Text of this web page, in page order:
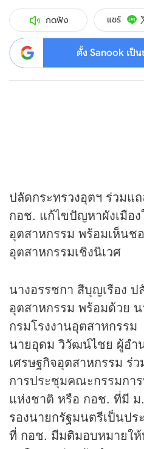
กดฟัง แชร์
ตั้ง Sanook เป็
ปลัดกระทรวงอุตฯ ร่วมแ
กอช. แก้ไขปัญหาผังเมือ
อุตสาหกรรม พร้อมเห็นช
อุตสาหกรรมเชิงนิเวศ
นางอรรชกา สีบุญเรือง ป
อุตสาหกรรม พร้อมด้วย
กรมโรงงานอุตสาหกรรม
นายอุดม วิวัฒน์ไชย ผู้อำ
เศรษฐกิจอุตสาหกรรม ร่
การประชุมคณะกรรมกา
แห่งชาติ หรือ กอช. ที่มี ม
รองนายกรัฐมนตรีเป็นป
ที่ กอช. มีมติมอบหมายให้